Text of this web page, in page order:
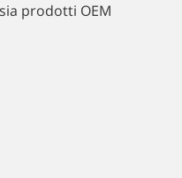
prodotti OEM